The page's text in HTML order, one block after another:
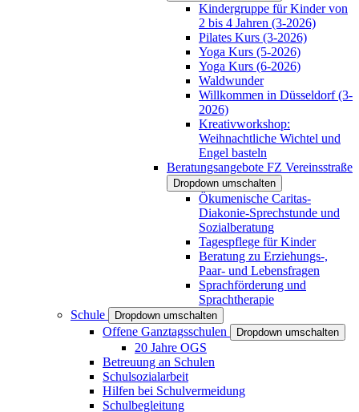
Kindergruppe für Kinder von
2 bis 4 Jahren (3-2026)
Pilates Kurs (3-2026)
Yoga Kurs (5-2026)
Yoga Kurs (6-2026)
Waldwunder
Willkommen in Düsseldorf (3-
2026)
Kreativworkshop:
Weihnachtliche Wichtel und
Engel basteln
Beratungsangebote FZ Vereinsstraße
Dropdown umschalten
Ökumenische Caritas-
Diakonie-Sprechstunde und
Sozialberatung
Tagespflege für Kinder
Beratung zu Erziehungs-,
Paar- und Lebensfragen
Sprachförderung und
Sprachtherapie
Schule
Dropdown umschalten
Offene Ganztagsschulen Dropdown umschalten
20 Jahre OGS
Betreuung an Schulen
Schulsozialarbeit
Hilfen bei Schulvermeidung
Schulbegleitung